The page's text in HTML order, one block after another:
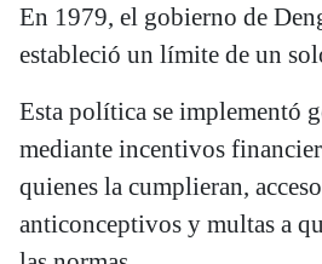
En 1979, el gobierno de
estableció un límite de un
Esta política se implementó
mediante incentivos
quienes la cumplieran,
anticonceptivos y multas a